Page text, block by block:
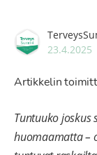
23.4.2025
Artikkelin
Tuntuuko joskus
huomaamatta –